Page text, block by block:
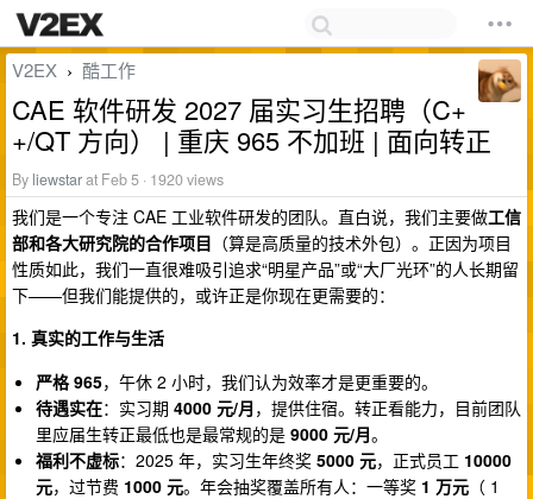
V2EX › 酷工作
CAE 软件研发 2027 届实习生招聘（C+
+/QT 方向） | 重庆 965 不加班 | 面向转正
By liewstarat Feb 5 · 1920 views
我们是一个专注 CAE 工业软件研发的团队。直白说，我们主要做工信
部和各大研究院的合作项目 （算是高质量的技术外包）。正因为项目
性质如此，我们一直很难吸引追求“明星产品”或“大厂光环”的人长期留
下——但我们能提供的，或许正是你现在更需要的：
1. 真实的工作与生活
严格 965，午休 2 小时，我们认为效率才是更重要的。
待遇实在：实习期 4000 元/月 ，提供住宿。转正看能力，目前团队
里应届生转正最低也是最常规的是 9000 元/月。
福利不虚标：2025 年，实习生年终奖 5000 元，正式员工 10000
元，过节费 1000 元。年会抽奖覆盖所有人：一等奖 1 万元 （ 1